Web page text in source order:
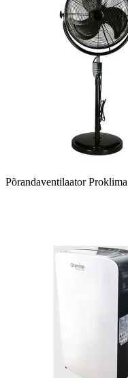
Põrandaventilaator Proklima